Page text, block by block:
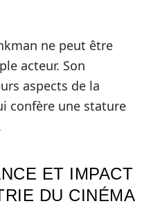
ne peut être
acteur. Son
aspects de la
confère une stature
ET IMPACT
DU CINÉMA